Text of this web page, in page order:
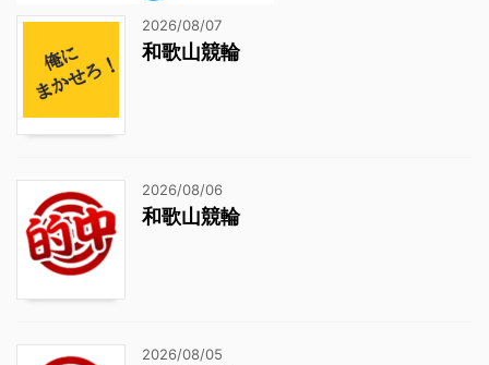
2026/08/07
和歌山競輪
2026/08/06
和歌山競輪
2026/08/05